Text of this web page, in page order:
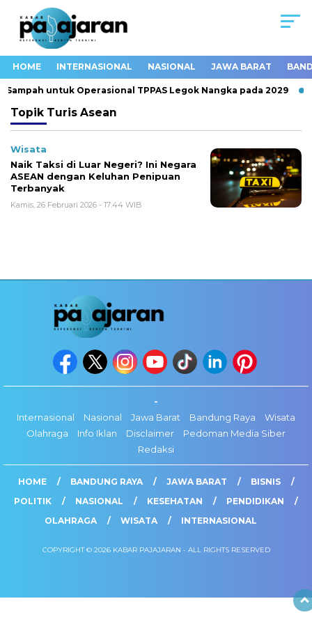
HOME INTERNASIONAL NASIONAL JAWA BARAT
untuk Operasional TPPAS Legok Nangka pada 2029
Topik Turis Asean
Wisata
Naik Taksi di Luar Negeri? Ini Negara
ASEAN dengan Keluhan Penipuan
Terbanyak
Kamis, 26 Februari 2026 - 17:44 WIB
-
Internasional
Nasional Jawa Barat Bandung Raya
Wisata
Olahraga
Info Iklan Disclaimer
Pedoman Media Siber
Redaksi
HOME BANDUNG RAYA JAWA BARAT
BISNIS
POLITIK
NASIONAL KESEHATAN
PENDIDIKAN
OLAHRAGA
WISATA INTERNASIONAL
COPYRIGHT © 2026 KABAR PAJAJARAN - ALL RIGHTS RESERVED